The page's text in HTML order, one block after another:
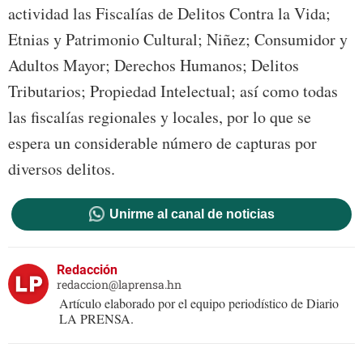
actividad las Fiscalías de Delitos Contra la Vida;
Etnias y Patrimonio Cultural; Niñez; Consumidor y
Adultos Mayor; Derechos Humanos; Delitos
Tributarios; Propiedad Intelectual; así como todas
las fiscalías regionales y locales, por lo que se
espera un considerable número de capturas por
diversos delitos.
Unirme al canal de noticias
Redacción
redaccion@laprensa.hn
Artículo elaborado por el equipo periodístico de Diario
LA PRENSA.